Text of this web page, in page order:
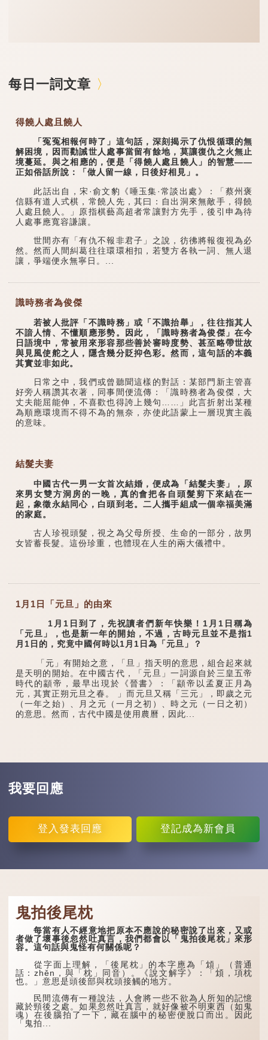
每日一詞文章
得饒人處且饒人
「冤冤相報何時了」這句話，深刻揭示了仇恨循環的無
解困境，因而勸誡世人處事當留有餘地，莫讓復仇之火無止
境蔓延。與之相應的，便是「得饒人處且饒人」的智慧——
正如俗話所說：「做人留一線，日後好相見」。
此話出自，宋·俞文豹《唾玉集·常談出處》：「蔡州褒
信縣有道人式棋，常饒人先，其曰：自出洞來無敵手，得饒
人處且饒人。」原指棋藝高超者常讓對方先手，後引申為待
人處事應寬容謙讓。
世間亦有「有仇不報非君子」之說，彷彿將報復視為必
然。然而人間糾葛往往環環相扣，若雙方各執一詞、無人退
讓，爭端便永無寧日。...
識時務者為俊傑
若被人批評「不識時務」或「不識抬舉」，往往指其人
不諳人情、不懂順應形勢。因此，「識時務者為俊傑」在今
日語境中，常被用來形容那些善於審時度勢、甚至略帶世故
與見風使舵之人，隱含幾分貶抑色彩。然而，這句話的本義
其實並非如此。
日常之中，我們或曾聽聞這樣的對話：某部門新主管喜
好旁人稱讚其衣著，同事間便流傳：「識時務者為俊傑，大
丈夫能屈能伸，不喜歡也得誇上幾句……」此言折射出某種
為順應環境而不得不為的無奈，亦使此語蒙上一層現實主義
的意味。
結髮夫妻
中國古代一男一女首次結婚，便成為「結髮夫妻」，原
來男女雙方洞房的一晚，真的會把各自頭髮剪下來結在一
起，象徵永結同心，白頭到老。二人攜手組成一個幸福美滿
的家庭。
古人珍視頭髮，視之為父母所授、生命的一部分，故男
女皆蓄長髮。這份珍重，也體現在人生的兩大儀禮中。
1月1日「元旦」的由來
1月1日到了，先祝讀者們新年快樂！1月1日稱為
「元旦」，也是新一年的開始，不過，古時元旦並不是指1
月1日的，究竟中國何時以1月1日為「元旦」？
「元」有開始之意，「旦」指天明的意思，組合起來就
是天明的開始。在中國古代，「元旦」一詞源自於三皇五帝
時代的顓帝，最早出現於《晉書》：「顓帝以孟夏正月為
元，其實正朔元旦之春。 」而元旦又稱「三元」，即歲之元
（一年之始）、月之元（一月之初）、時之元（一日之初）
的意思。然而，古代中國是使用農曆，因此...
我要回應
登入 發表回應 登記成為新會員
鬼拍後尾枕
每當有人不經意地把原本不應說的秘密說了出來，又或
者做了壞事後忽然吐真言，我們都會以「鬼拍後尾枕」來形
容。這句話與鬼怪有何關係呢？
從字面上理解，「後尾枕」的本字應為「䪴」（普通
話：zhěn，與「枕」同音）。《說文解字》：「䪴，項枕
也。」意思是頭後部與枕頭接觸的地方。
民間流傳有一種說法，人會將一些不欲為人所知的記憶
藏於頸後之處。如果忽然吐真言，就好像被不明東西（如鬼
魂）在後腦拍了一下，藏在腦中的秘密便脫口而出。因此
「鬼拍...